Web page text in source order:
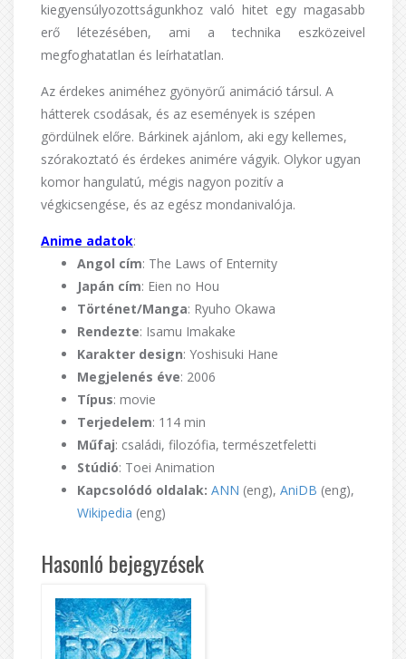
kiegyensúlyozottságunkhoz való hitet egy magasabb
erő létezésében, ami a technika eszközeivel
megfoghatatlan és leírhatatlan.
Az érdekes animéhez gyönyörű animáció társul. A
hátterek csodásak, és az események is szépen
gördülnek előre. Bárkinek ajánlom, aki egy kellemes,
szórakoztató és érdekes animére vágyik. Olykor ugyan
komor hangulatú, mégis nagyon pozitív a
végkicsengése, és az egész mondanivalója.
Anime adatok:
Angol cím: The Laws of Enternity
Japán cím: Eien no Hou
Történet/Manga: Ryuho Okawa
Rendezte: Isamu Imakake
Karakter design: Yoshisuki Hane
Megjelenés éve: 2006
Típus: movie
Terjedelem: 114 min
Műfaj: családi, filozófia, természetfeletti
Stúdió: Toei Animation
Kapcsolódó oldalak: ANN (eng), AniDB (eng),
Wikipedia (eng)
Hasonló bejegyzések